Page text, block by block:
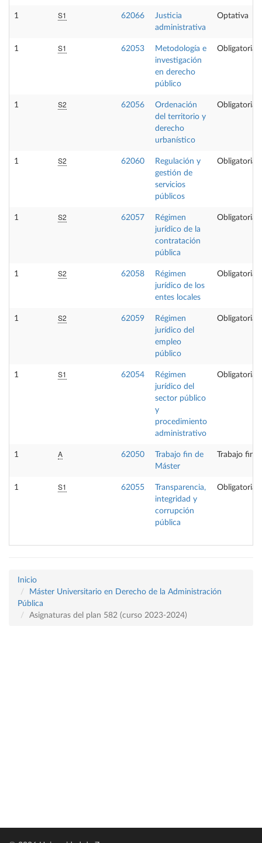
1 S1 62066
Justicia
administrativa
Optativa
1 S1 62053
Metodología e
investigación
en derecho
público
Obligatoria
1 S2 62056
Ordenación
del territorio y
derecho
urbanístico
Obligatoria
1 S2 62060
Regulación y
gestión de
servicios
públicos
Obligatoria
1 S2 62057
Régimen
jurídico de la
contratación
pública
Obligatoria
1 S2 62058
Régimen
jurídico de los
entes locales
Obligatoria
1 S2 62059
Régimen
jurídico del
empleo
público
Obligatoria
1 S1 62054
Régimen
jurídico del
sector público
y
procedimiento
administrativo
Obligatoria
1 A 62050
Trabajo fin de
Máster
Trabajo fin
1 S1 62055
Transparencia,
integridad y
corrupción
pública
Obligatoria
Inicio
Máster Universitario en Derecho de la Administración
Pública
Asignaturas del plan 582 (curso 2023-2024)